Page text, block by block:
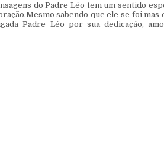
do Padre Léo tem um sentido
sabendo que ele se foi mas
Padre Léo por sua dedicação,